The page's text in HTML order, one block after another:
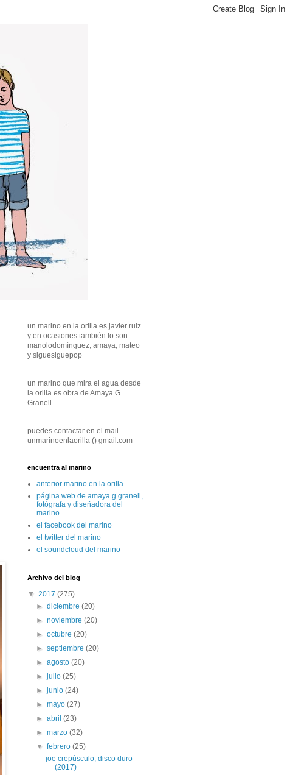
un marino en la orilla es javier ruiz
y en ocasiones también lo son
manolodomínguez, amaya, mateo
y siguesiguepop
un marino que mira el agua desde
la orilla es obra de Amaya G.
Granell
puedes contactar en el mail
unmarinoenlaorilla () gmail.com
encuentra al marino
anterior marino en la orilla
página web de amaya g.granell,
fotógrafa y diseñadora del
marino
el facebook del marino
el twitter del marino
el soundcloud del marino
Archivo del blog
▼ 2017 (275)
►diciembre(20)
►noviembre(20)
►octubre(20)
►septiembre(20)
►agosto(20)
►julio(25)
►junio(24)
►mayo(27)
►abril(23)
►marzo(32)
▼febrero(25)
joe crepúsculo, disco duro
(2017)